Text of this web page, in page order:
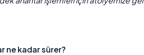
ne kadar sürer?